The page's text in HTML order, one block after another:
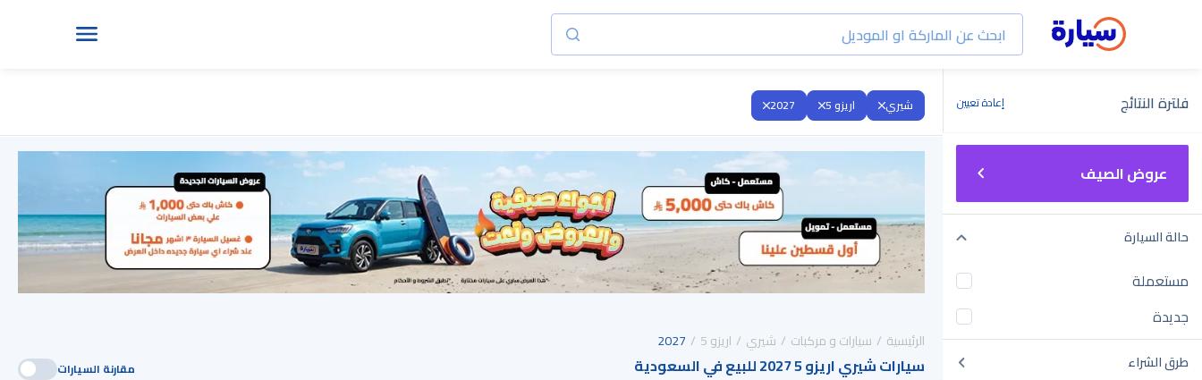
فلترة النتائج إعادة تعيين
عروض الصيف
حالة السيارة
مستعملة
جديدة
طرق الشراء
شيري اريزو 5 2027
الرئيسية سيارات و مركبات شيري اريزو 5 2027
سيارات شيري اريزو 5 2027 للبيع في السعودية مقارنة السيارات